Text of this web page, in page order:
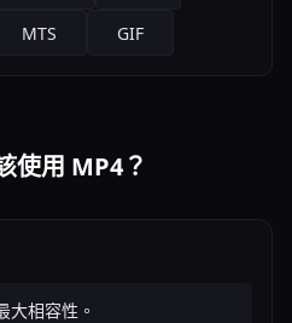
MTS GIF
使用 MP4？
大相容性。